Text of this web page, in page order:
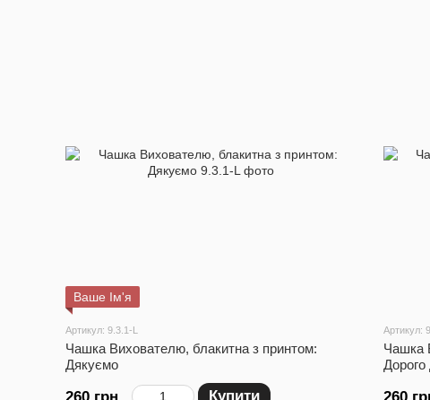
Ваше Ім'я
Артикул: 9.3.1-L
Чашка Вихователю, блакитна з принтом:
Дякуємо
Купити
Артикул:
Чашка